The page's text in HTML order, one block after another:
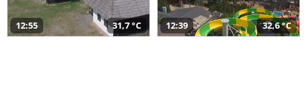
12:55 31,7 °C 12:39 32,6 °C